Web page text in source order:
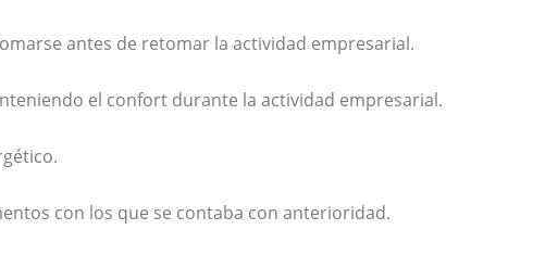
antes de retomar la actividad empresarial.
el confort durante la actividad empresarial.
con los que se contaba con anterioridad.